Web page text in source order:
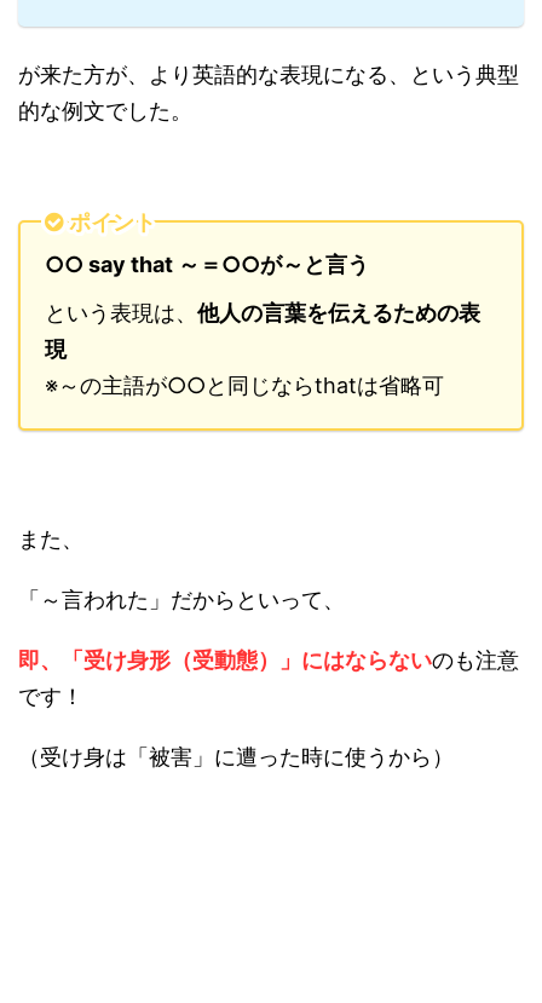
が来た方が、より英語的な表現になる、という典型
的な例文でした。
ポイント
○○ say that ～＝○○が～と言う
という表現は、 他人の言葉を伝えるための表
現
※～の主語が○○と同じならthatは省略可
また、
「～言われた」だからといって、
即、「受け身形（受動態）」にはならないのも注意
です！
（受け身は「被害」に遭った時に使うから）